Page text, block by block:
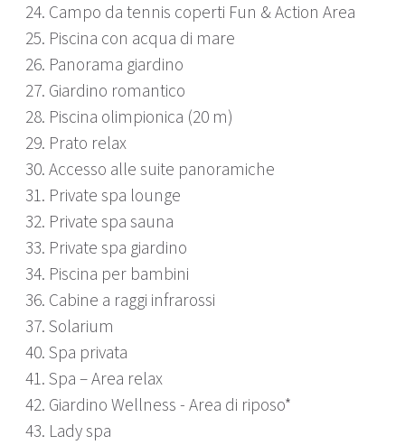
24. Campo da tennis coperti Fun & Action Area
25. Piscina con acqua di mare
26. Panorama giardino
27. Giardino romantico
28. Piscina olimpionica (20 m)
29. Prato relax
30. Accesso alle suite panoramiche
31. Private spa lounge
32. Private spa sauna
33. Private spa giardino
34. Piscina per bambini
36. Cabine a raggi infrarossi
37. Solarium
40. Spa privata
41. Spa – Area relax
42. Giardino Wellness - Area di riposo*
43. Lady spa